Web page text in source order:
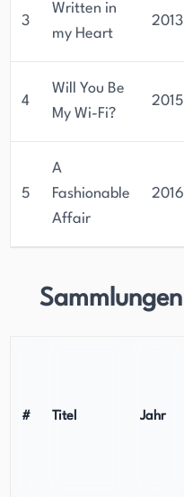
3
Written in
my Heart
2013
4
Will You Be
My Wi-Fi?
2015
5
A
Fashionable
Affair
2016
Sammlungen
# Titel Jahr